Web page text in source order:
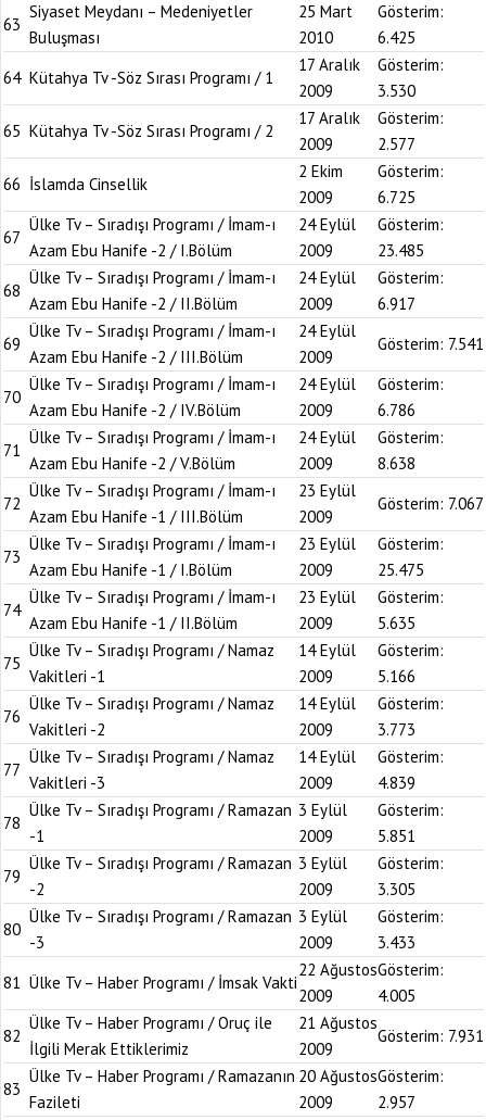
63
Siyaset Meydanı – Medeniyetler
Buluşması
25 Mart
2010
Gösterim:
6.425
64 Kütahya Tv -Söz Sırası Programı / 1
17 Aralık
2009
Gösterim:
3.530
65 Kütahya Tv -Söz Sırası Programı / 2
17 Aralık
2009
Gösterim:
2.577
66 İslamda Cinsellik
2 Ekim
2009
Gösterim:
6.725
67
Ülke Tv – Sıradışı Programı / İmam-ı
Azam Ebu Hanife -2 / I.Bölüm
24 Eylül
2009
Gösterim:
23.485
68
Ülke Tv – Sıradışı Programı / İmam-ı
Azam Ebu Hanife -2 / II.Bölüm
24 Eylül
2009
Gösterim:
6.917
69
Ülke Tv – Sıradışı Programı / İmam-ı
Azam Ebu Hanife -2 / III.Bölüm
24 Eylül
2009
Gösterim: 7.541
70
Ülke Tv – Sıradışı Programı / İmam-ı
Azam Ebu Hanife -2 / IV.Bölüm
24 Eylül
2009
Gösterim:
6.786
71
Ülke Tv – Sıradışı Programı / İmam-ı
Azam Ebu Hanife -2 / V.Bölüm
24 Eylül
2009
Gösterim:
8.638
72
Ülke Tv – Sıradışı Programı / İmam-ı
Azam Ebu Hanife -1 / III.Bölüm
23 Eylül
2009
Gösterim: 7.067
73
Ülke Tv – Sıradışı Programı / İmam-ı
Azam Ebu Hanife -1 / I.Bölüm
23 Eylül
2009
Gösterim:
25.475
74
Ülke Tv – Sıradışı Programı / İmam-ı
Azam Ebu Hanife -1 / II.Bölüm
23 Eylül
2009
Gösterim:
5.635
75
Ülke Tv – Sıradışı Programı / Namaz
Vakitleri -1
14 Eylül
2009
Gösterim:
5.166
76
Ülke Tv – Sıradışı Programı / Namaz
Vakitleri -2
14 Eylül
2009
Gösterim:
3.773
77
Ülke Tv – Sıradışı Programı / Namaz
Vakitleri -3
14 Eylül
2009
Gösterim:
4.839
78
Ülke Tv – Sıradışı Programı / Ramazan
-1
3 Eylül
2009
Gösterim:
5.851
79
Ülke Tv – Sıradışı Programı / Ramazan
-2
3 Eylül
2009
Gösterim:
3.305
80
Ülke Tv – Sıradışı Programı / Ramazan
-3
3 Eylül
2009
Gösterim:
3.433
81 Ülke Tv – Haber Programı / İmsak Vakti
22 Ağustos
2009
Gösterim:
4.005
82
Ülke Tv – Haber Programı / Oruç ile
İlgili Merak Ettiklerimiz
21 Ağustos
2009
Gösterim: 7.931
83
Ülke Tv – Haber Programı / Ramazanın
Fazileti
20 Ağustos
2009
Gösterim:
2.957